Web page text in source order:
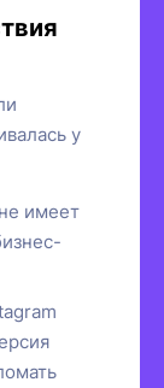
у
имеет